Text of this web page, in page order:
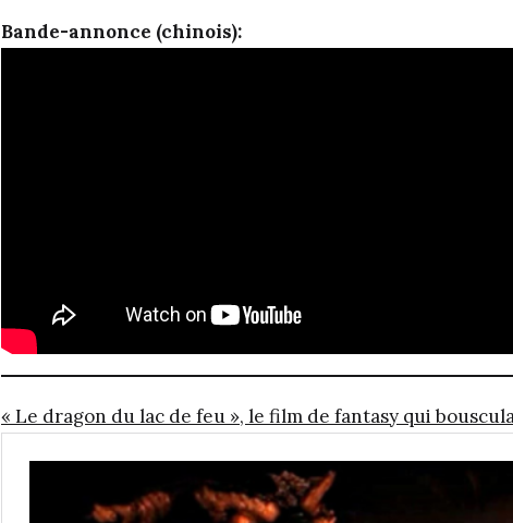
Bande-annonce (chinois):
« Le dragon du lac de feu », le film de fantasy qui